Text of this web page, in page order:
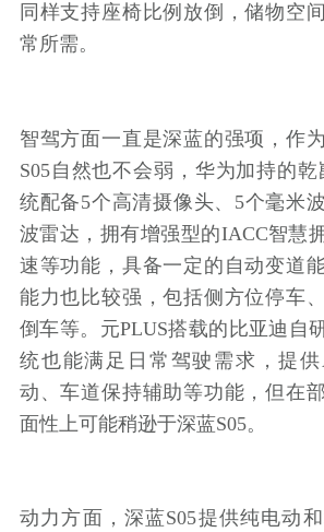
同样支持座椅比例放倒，储物空
常所需。
智驾方面一直是深蓝的强项，作
S05自然也不会弱，华为加持的乾
统配备5个高清摄像头、5个毫米
波雷达，拥有增强型的IACC智慧
速等功能，具备一定的自动变道
能力也比较强，包括侧方位停车
倒车等。元PLUS搭载的比亚迪自
统也能满足日常驾驶需求，提供
动、车道保持辅助等功能，但在
面性上可能稍逊于深蓝S05。
动力方面，深蓝S05提供纯电动